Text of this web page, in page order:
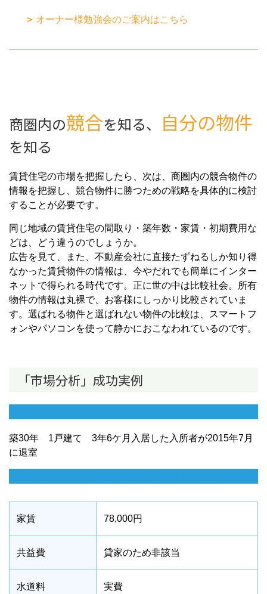
オーナー様勉強会のご案内はこちら
商圏内の競合を知る、 自分の物件
を知る
賃貸住宅の市場を把握したら、次は、商圏内の競合物件の
情報を把握し、競合物件に勝つための戦略を具体的に検討
することが必要です。
同じ地域の賃貸住宅の間取り・築年数・家賃・初期費用な
どは、どう違うのでしょうか。
広告を見て、また、不動産会社に直接たずねるしか知り得
なかった賃貸物件の情報は、今やだれでも簡単にインター
ネットで得られる時代です。正に世の中は比較社会。所有
物件の情報は丸裸で、お客様にしっかり比較されていま
す。選ばれる物件と選ばれない物件の比較は、スマートフ
ォンやパソコンを使って静かにおこなわれているのです。
「市場分析」成功実例
築30年 1戸建て 3年6ケ月入居した入所者が2015年7月
に退室
家賃 78,000円
共益費 貸家のため非該当
水道料 実費